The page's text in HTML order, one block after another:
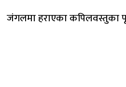
जंगलमा हराएका कपिलवस्तुका